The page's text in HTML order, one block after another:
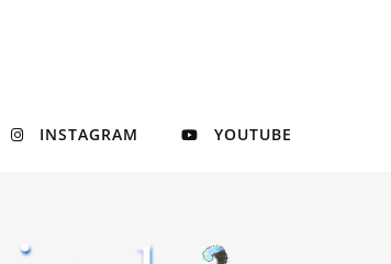
INSTAGRAM YOUTUBE